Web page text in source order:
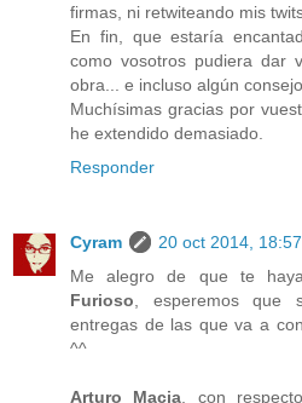
firmas, ni retwiteando mis
En fin, que estaría
como vosotros pudiera dar
obra... e incluso algún
Muchísimas gracias por
he extendido demasiado.
Responder
Cyram
20 oct 2014,
Me alegro de que te
Furioso , esperemos que
entregas de las que va a
^^
Arturo Macia , con